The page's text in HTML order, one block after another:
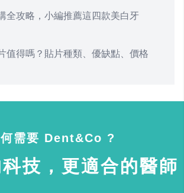
全攻略，小編推薦這四款美白牙
值得嗎？貼片種類、優缺點、價格
需要 Dent&Co ?
技，更適合的醫師